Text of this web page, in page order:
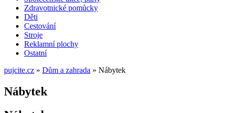
Zdravotnické pomůcky
Děti
Cestování
Stroje
Reklamní plochy
Ostatní
pujcite.cz » Dům a zahrada » Nábytek
Nábytek